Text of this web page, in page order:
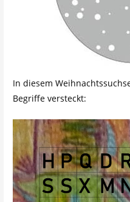
In diesem
Begriffe versteckt: